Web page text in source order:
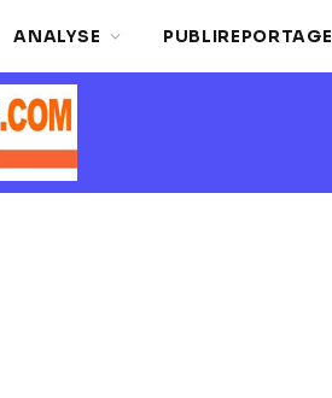
ANALYSE PUBLIREPORTAGE